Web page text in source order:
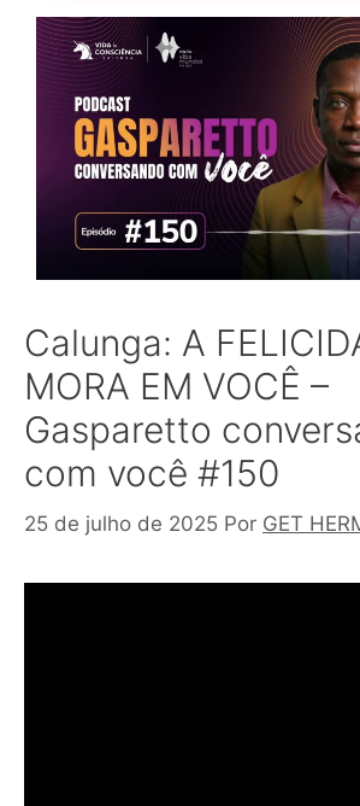
Calunga: A
MORA EM VOCÊ –
Gasparetto
com você #150
25 de julho de 2025 Por GET